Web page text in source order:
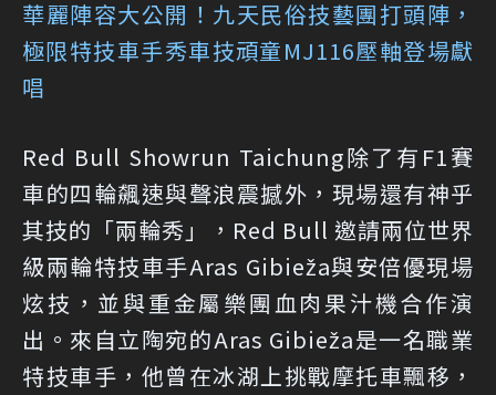
華麗陣容大公開！九天民俗技藝團打頭陣，
極限特技車手秀車技頑童MJ116壓軸登場獻
唱
Red Bull Showrun Taichung除了有F1賽
車的四輪飆速與聲浪震撼外，現場還有神乎
其技的「兩輪秀」，Red Bull 邀請兩位世界
級兩輪特技車手Aras Gibieža與安倍優現場
炫技，並與重金屬樂團血肉果汁機合作演
出。來自立陶宛的Aras Gibieža是一名職業
特技車手，他曾在冰湖上挑戰摩托車飄移，